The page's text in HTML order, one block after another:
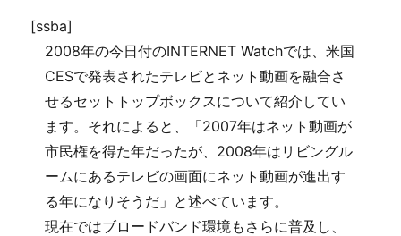
[ssba]
2008年の今日付のINTERNET Watchでは、米国
CESで発表されたテレビとネット動画を融合さ
せるセットトップボックスについて紹介してい
ます。それによると、「2007年はネット動画が
市民権を得た年だったが、2008年はリビングル
ームにあるテレビの画面にネット動画が進出す
る年になりそうだ」と述べています。
現在ではブロードバンド環境もさらに普及し、